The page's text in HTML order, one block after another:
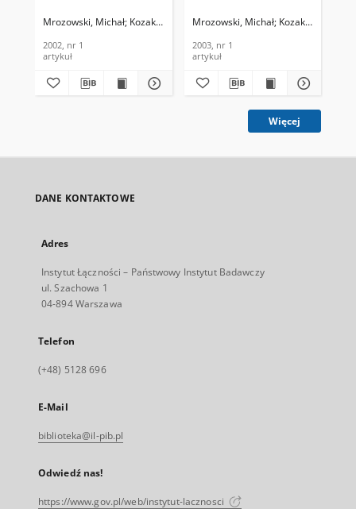
Information Technology,
Mrozowski, Michał Kozakowski, Piotr
2002, nr 1
artykuł
Information Technology,
Mrozowski, Michał Kozakowski, Piotr
2003, nr 1
artykuł
Więcej
DANE KONTAKTOWE
Adres
Instytut Łączności – Państwowy Instytut Badawczy
ul. Szachowa 1
04-894 Warszawa
Telefon
(+48) 5128 696
E-Mail
biblioteka@il-pib.pl
Odwiedź nas!
https://www.gov.pl/web/instytut-lacznosci